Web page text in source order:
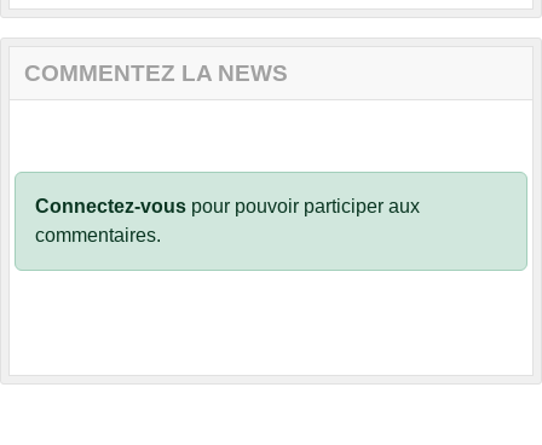
COMMENTEZ LA NEWS
Connectez-vous pour pouvoir participer aux
commentaires.